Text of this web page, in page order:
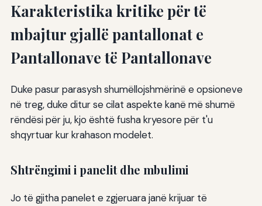
Karakteristika kritike për të
mbajtur gjallë pantallonat e
Pantallonave të Pantallonave
Duke pasur parasysh shumëllojshmërinë e opsioneve
në treg, duke ditur se cilat aspekte kanë më shumë
rëndësi për ju, kjo është fusha kryesore për t'u
shqyrtuar kur krahason modelet.
Shtrëngimi i panelit dhe mbulimi
Jo të gjitha panelet e zgjeruara janë krijuar të